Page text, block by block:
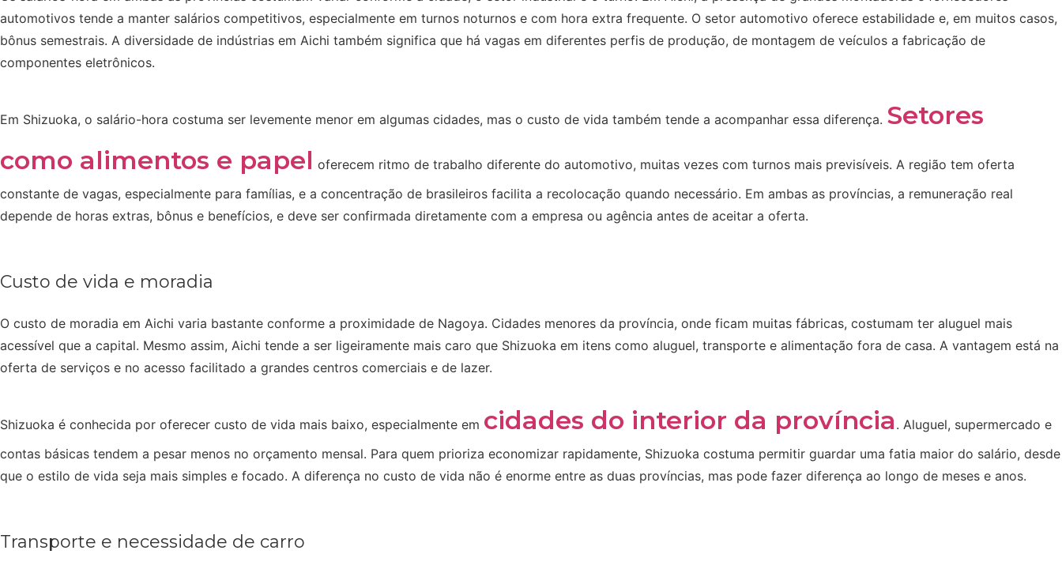
automotivos tende a manter salários competitivos, especialmente em turnos noturnos e com hora extra frequente. O setor automotivo oferece estabilidade e, em muitos casos,
bônus semestrais. A diversidade de indústrias em Aichi também significa que há vagas em diferentes perfis de produção, de montagem de veículos a fabricação de
componentes eletrônicos.
Em Shizuoka, o salário-hora costuma ser levemente menor em algumas cidades, mas o custo de vida também tende a acompanhar essa diferença. Setores
como alimentos e papel oferecem ritmo de trabalho diferente do automotivo, muitas vezes com turnos mais previsíveis. A região tem oferta
constante de vagas, especialmente para famílias, e a concentração de brasileiros facilita a recolocação quando necessário. Em ambas as províncias, a remuneração real
depende de horas extras, bônus e benefícios, e deve ser confirmada diretamente com a empresa ou agência antes de aceitar a oferta.
Custo de vida e moradia
O custo de moradia em Aichi varia bastante conforme a proximidade de Nagoya. Cidades menores da província, onde ficam muitas fábricas, costumam ter aluguel mais
acessível que a capital. Mesmo assim, Aichi tende a ser ligeiramente mais caro que Shizuoka em itens como aluguel, transporte e alimentação fora de casa. A vantagem está na
oferta de serviços e no acesso facilitado a grandes centros comerciais e de lazer.
Shizuoka é conhecida por oferecer custo de vida mais baixo, especialmente em cidades do interior da província . Aluguel, supermercado e
contas básicas tendem a pesar menos no orçamento mensal. Para quem prioriza economizar rapidamente, Shizuoka costuma permitir guardar uma fatia maior do salário, desde
que o estilo de vida seja mais simples e focado. A diferença no custo de vida não é enorme entre as duas províncias, mas pode fazer diferença ao longo de meses e anos.
Transporte e necessidade de carro